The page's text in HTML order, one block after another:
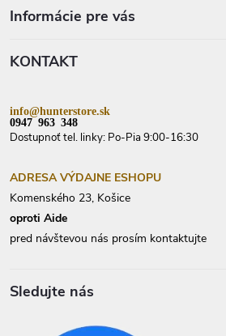
Informácie pre vás
KONTAKT
info@hunterstore.sk
0947 963 348
Dostupnoť tel. linky: Po-Pia 9:00-16:30
ADRESA VÝDAJNE ESHOPU
Komenského 23, Košice
oproti Aide
pred návštevou nás prosím kontaktujte
Sledujte nás